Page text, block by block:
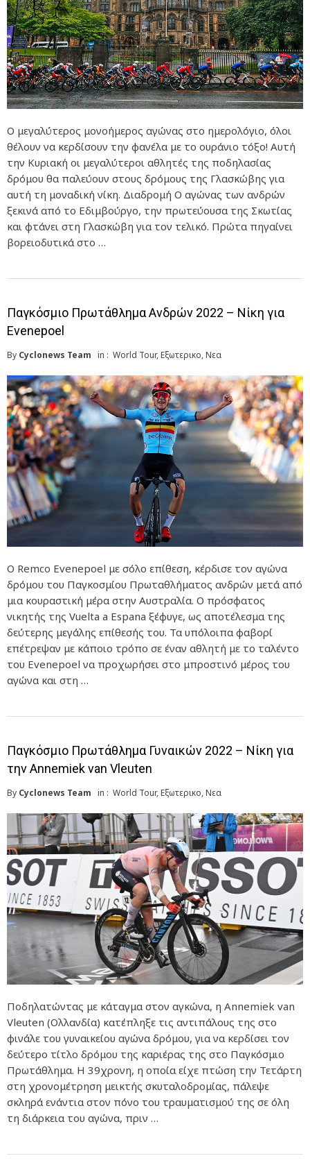
Ο μεγαλύτερος μονοήμερος αγώνας στο ημερολόγιο, όλοι
θέλουν να κερδίσουν την φανέλα με το ουράνιο τόξο! Αυτή
την Κυριακή οι μεγαλύτεροι αθλητές της ποδηλασίας
δρόμου θα παλεύουν στους δρόμους της Γλασκώβης για
αυτή τη μοναδική νίκη. Διαδρομή Ο αγώνας των ανδρών
ξεκινά από το Εδιμβούργο, την πρωτεύουσα της Σκωτίας
και φτάνει στη Γλασκώβη για τον τελικό. Πρώτα πηγαίνει
βορειοδυτικά στο …
Παγκόσμιο Πρωτάθλημα Ανδρών 2022 – Νίκη για
Evenepoel
By Cyclonews Team in : World Tour,Εξωτερικο,Νεα
Ο Remco Evenepoel με σόλο επίθεση, κέρδισε τον αγώνα
δρόμου του Παγκοσμίου Πρωταθλήματος ανδρών μετά από
μια κουραστική μέρα στην Αυστραλία. Ο πρόσφατος
νικητής της Vuelta a Espana ξέφυγε, ως αποτέλεσμα της
δεύτερης μεγάλης επίθεσής του. Τα υπόλοιπα φαβορί
επέτρεψαν με κάποιο τρόπο σε έναν αθλητή με το ταλέντο
του Evenepoel να προχωρήσει στο μπροστινό μέρος του
αγώνα και στη …
Παγκόσμιο Πρωτάθλημα Γυναικών 2022 – Νίκη για
την Annemiek van Vleuten
By Cyclonews Team in : World Tour,Εξωτερικο,Νεα
Ποδηλατώντας με κάταγμα στον αγκώνα, η Annemiek van
Vleuten (Ολλανδία) κατέπληξε τις αντιπάλους της στο
φινάλε του γυναικείου αγώνα δρόμου, για να κερδίσει τον
δεύτερο τίτλο δρόμου της καριέρας της στο Παγκόσμιο
Πρωτάθλημα. Η 39χρονη, η οποία είχε πτώση την Τετάρτη
στη χρονομέτρηση μεικτής σκυταλοδρομίας, πάλεψε
σκληρά ενάντια στον πόνο του τραυματισμού της σε όλη
τη διάρκεια του αγώνα, πριν …